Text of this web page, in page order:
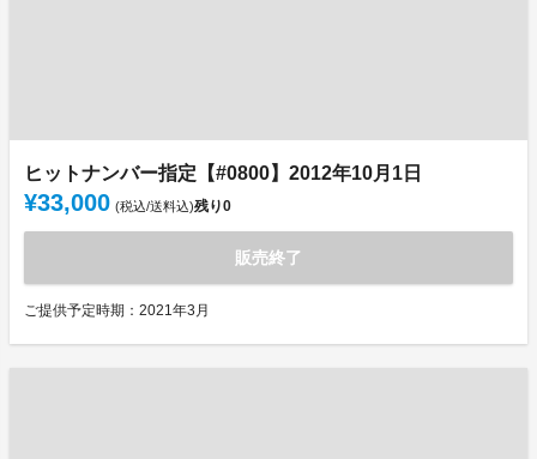
ヒットナンバー指定【#0800】2012年10月1日
¥33,000 (税込/送料込)残り0
販売終了
ご提供予定時期：2021年3月